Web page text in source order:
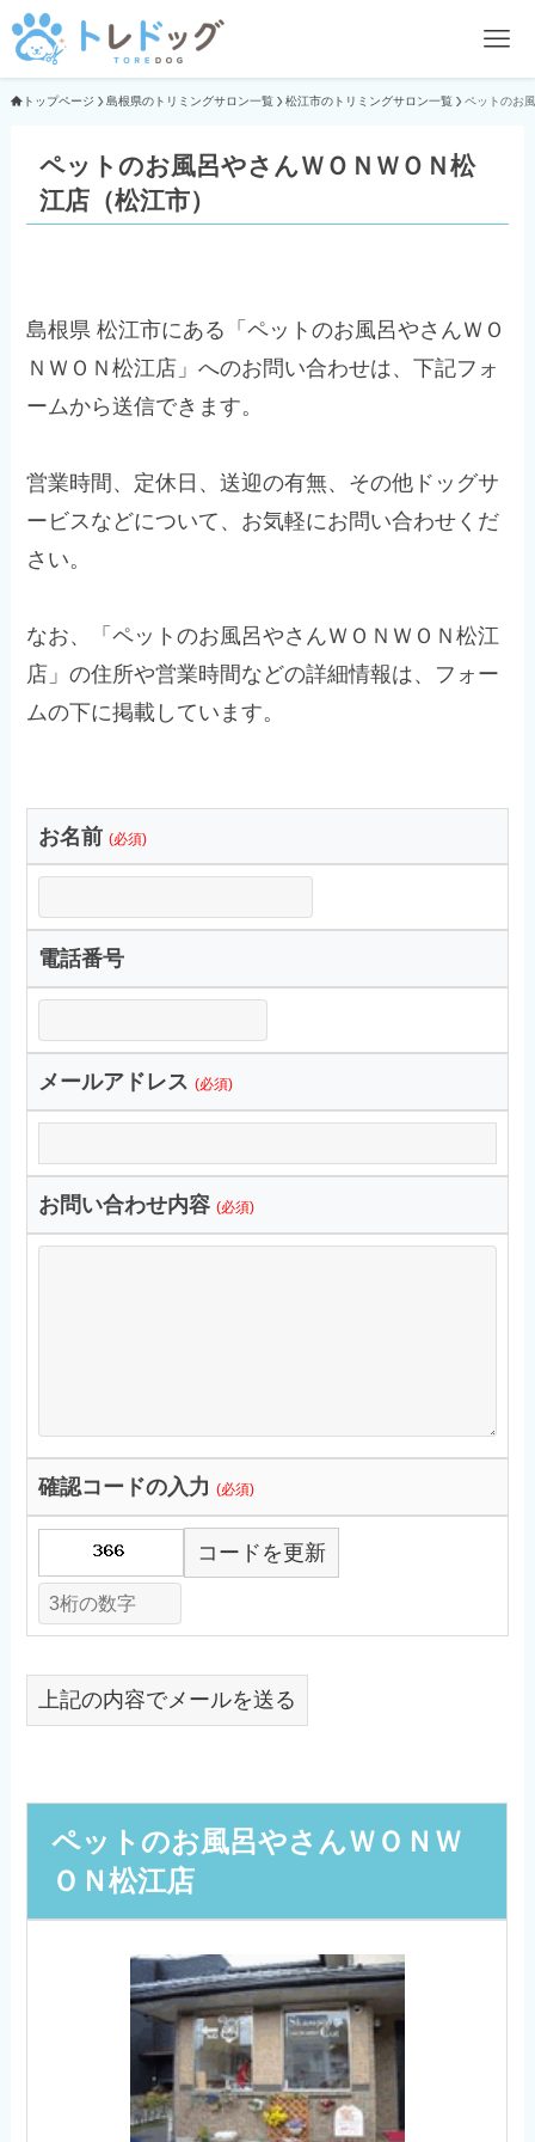
トップページ 島根県のトリミングサロン一覧 松江市のトリミングサロン一覧 ペットのお
ペットのお風呂やさんＷＯＮＷＯＮ松
江店（松江市）
島根県 松江市にある「ペットのお風呂やさんＷＯ
ＮＷＯＮ松江店」へのお問い合わせは、下記フォ
ームから送信できます。
営業時間、定休日、送迎の有無、その他ドッグサ
ービスなどについて、お気軽にお問い合わせくだ
さい。
なお、「ペットのお風呂やさんＷＯＮＷＯＮ松江
店」の住所や営業時間などの詳細情報は、フォー
ムの下に掲載しています。
お名前 (必須)
電話番号
メールアドレス (必須)
お問い合わせ内容 (必須)
確認コードの入力(必須)
コードを更新
上記の内容でメールを送る
ペットのお風呂やさんＷＯＮＷ
ＯＮ松江店